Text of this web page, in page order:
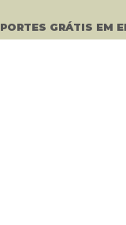
PORTES GRÁTIS EM